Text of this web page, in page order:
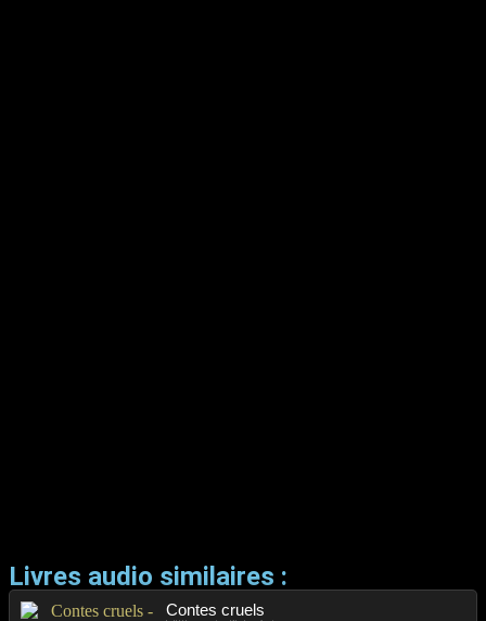
Livres audio similaires :
Contes cruels